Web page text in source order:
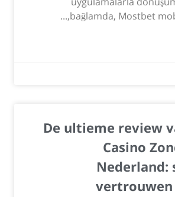
bağlamda, Mostbet
De ultieme review
Casino
Nederland:
vertrouwen